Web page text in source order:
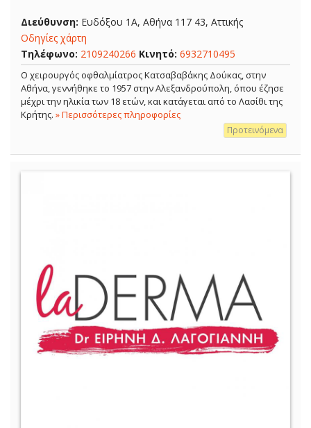
Διεύθυνση: Ευδόξου 1Α, Αθήνα 117 43, Αττικής
Οδηγίες χάρτη
Τηλέφωνο: 2109240266 Κινητό: 6932710495
Ο χειρουργός οφθαλμίατρος Κατσαβαβάκης Δούκας, στην
Αθήνα, γεννήθηκε το 1957 στην Αλεξανδρούπολη, όπου έζησε
μέχρι την ηλικία των 18 ετών, και κατάγεται από το Λασίθι της
Κρήτης. » Περισσότερες πληροφορίες
Προτεινόμενα